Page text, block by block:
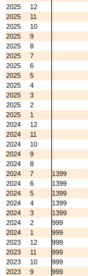
2025
12
2025
11
2025
10
2025
9
2025
8
2025
7
2025
6
2025
5
2025
4
2025
3
2025
2
2025
1
2024
12
2024
11
2024
10
2024
9
2024
8
2024
7 1399
2024
6 1399
2024
5 1399
2024
4 1399
2024
3 1399
2024
2 999
2024
1 999
2023
12 999
2023
11 999
2023
10 999
2023
9 999